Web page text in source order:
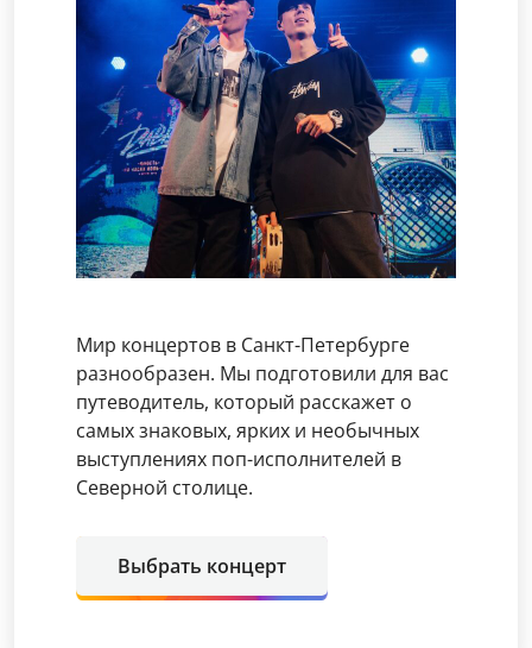
Мир концертов в Санкт-Петербурге
разнообразен. Мы подготовили для вас
путеводитель, который расскажет о
самых знаковых, ярких и необычных
выступлениях поп-исполнителей в
Северной столице.
Выбрать концерт